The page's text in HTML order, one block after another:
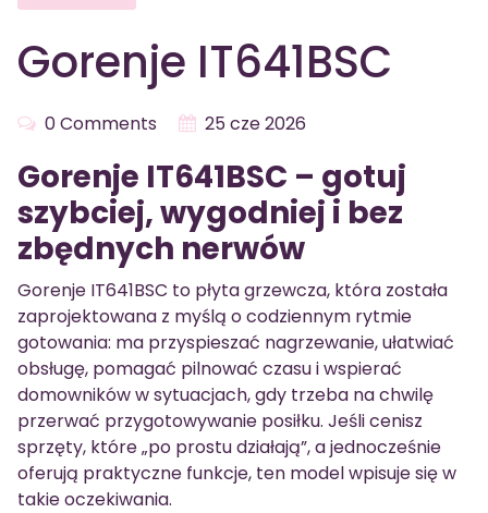
Gorenje IT641BSC
0 Comments 25 cze 2026
Gorenje IT641BSC – gotuj
szybciej, wygodniej i bez
zbędnych nerwów
Gorenje IT641BSC to płyta grzewcza, która została
zaprojektowana z myślą o codziennym rytmie
gotowania: ma przyspieszać nagrzewanie, ułatwiać
obsługę, pomagać pilnować czasu i wspierać
domowników w sytuacjach, gdy trzeba na chwilę
przerwać przygotowywanie posiłku. Jeśli cenisz
sprzęty, które „po prostu działają”, a jednocześnie
oferują praktyczne funkcje, ten model wpisuje się w
takie oczekiwania.